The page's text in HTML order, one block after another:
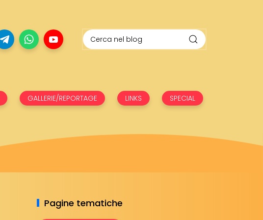
GALLERIE/REPORTAGE LINKS SPECIAL
Pagine tematiche